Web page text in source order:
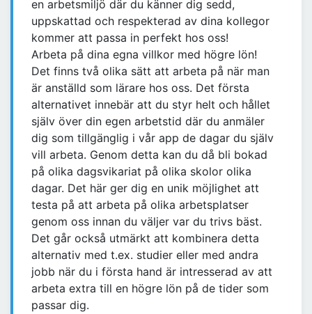
en arbetsmiljö där du känner dig sedd,
uppskattad och respekterad av dina kollegor
kommer att passa in perfekt hos oss!
Arbeta på dina egna villkor med högre lön!
Det finns två olika sätt att arbeta på när man
är anställd som lärare hos oss. Det första
alternativet innebär att du styr helt och hållet
själv över din egen arbetstid där du anmäler
dig som tillgänglig i vår app de dagar du själv
vill arbeta. Genom detta kan du då bli bokad
på olika dagsvikariat på olika skolor olika
dagar. Det här ger dig en unik möjlighet att
testa på att arbeta på olika arbetsplatser
genom oss innan du väljer var du trivs bäst.
Det går också utmärkt att kombinera detta
alternativ med t.ex. studier eller med andra
jobb när du i första hand är intresserad av att
arbeta extra till en högre lön på de tider som
passar dig.